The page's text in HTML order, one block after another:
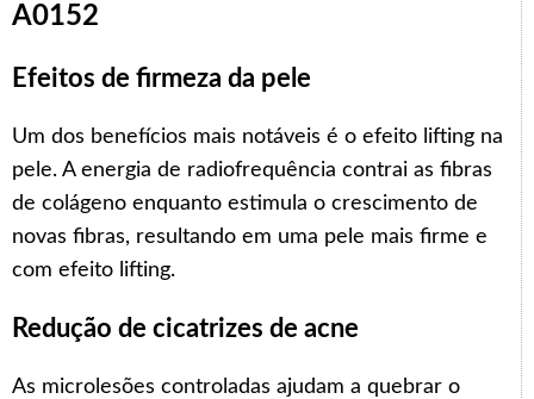
A0152
Efeitos de firmeza da pele
Um dos benefícios mais notáveis é o efeito lifting na
pele. A energia de radiofrequência contrai as fibras
de colágeno enquanto estimula o crescimento de
novas fibras, resultando em uma pele mais firme e
com efeito lifting.
Redução de cicatrizes de acne
As microlesões controladas ajudam a quebrar o